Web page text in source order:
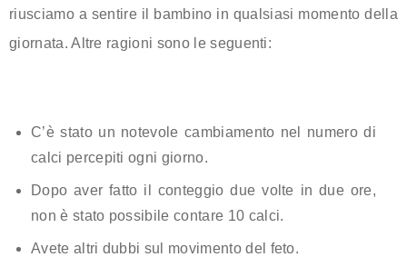
riusciamo a sentire il bambino in qualsiasi momento della
giornata. Altre ragioni sono le seguenti:
C’è stato un notevole cambiamento nel numero di
calci percepiti ogni giorno.
Dopo aver fatto il conteggio due volte in due ore,
non è stato possibile contare 10 calci.
Avete altri dubbi sul movimento del feto.